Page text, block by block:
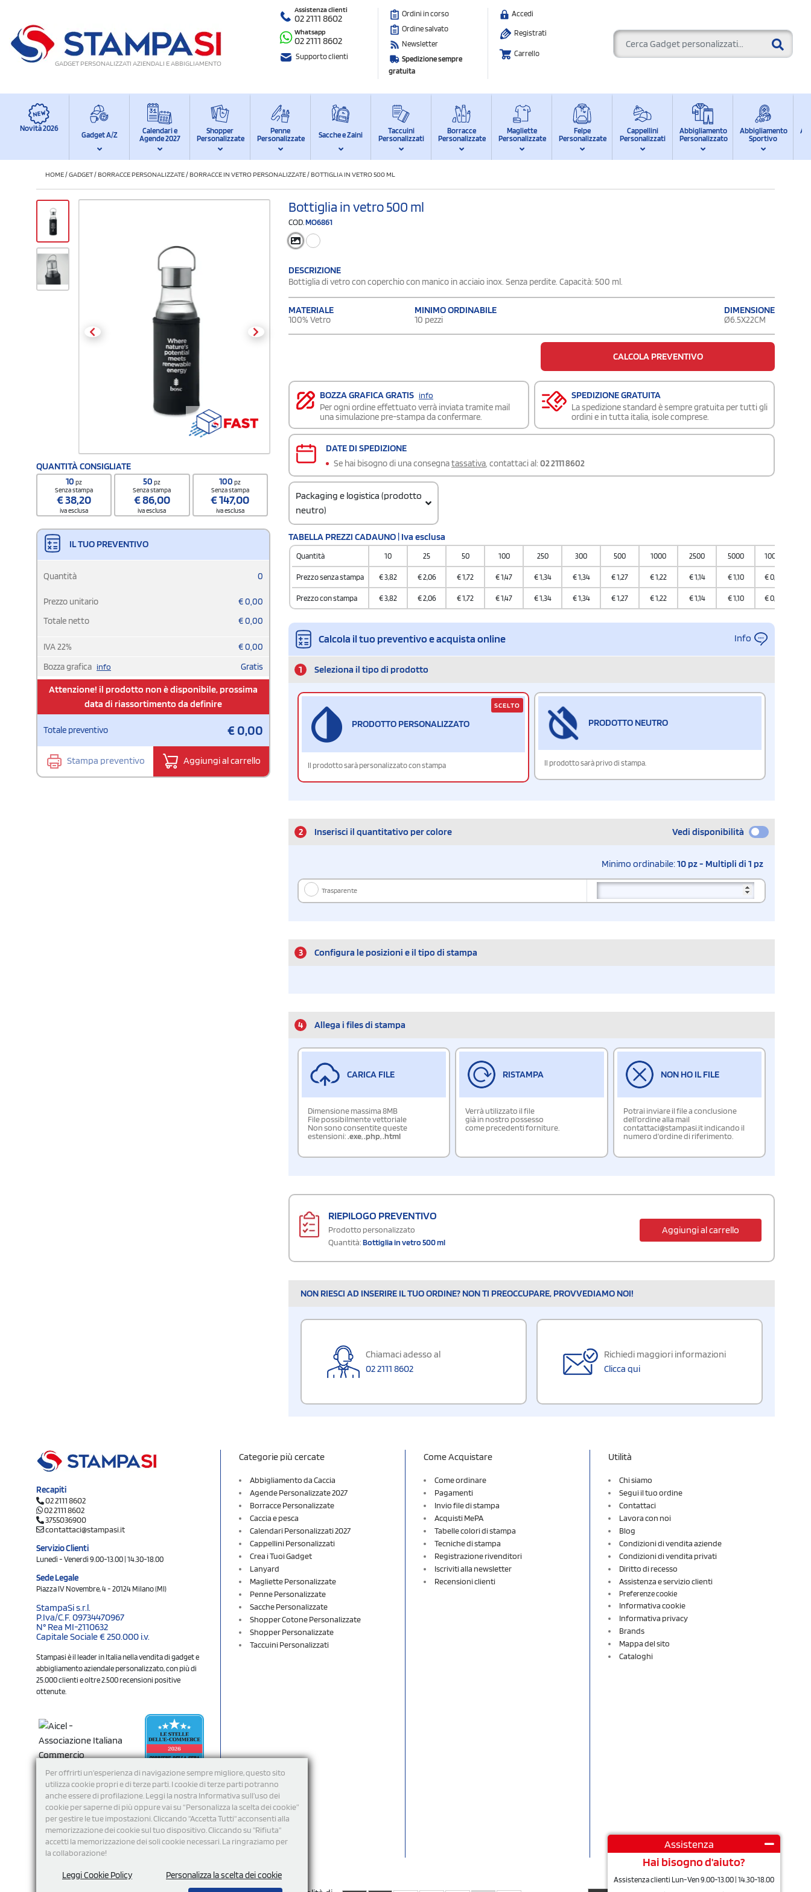
Per offrirti un'esperienza di navigazione sempre migliore, questo sito
utilizza cookie propri e di terze parti. I cookie di terze parti potranno
anche essere di profilazione. Leggi la nostra Informativa sull’uso dei
cookie per saperne di più oppure vai su “Personalizza la scelta dei cookie”
per gestire le tue impostazioni. Cliccando "Accetta Tutti" acconsenti alla
memorizzazione dei cookie sul tuo dispositivo. Cliccando su "Rifiuta"
accetti la memorizzazione dei soli cookie necessari. La ringraziamo per
la collaborazione!
Leggi Cookie Policy Personalizza la scelta dei cookie
GADGET PERSONALIZZATI AZIENDALI E ABBIGLIAMENTO
Assistenza clienti
02 2111 8602
Whatsapp
02 2111 8602
Supporto clienti
Ordini in corso
Ordine salvato
Newsletter
Spedizione sempre
gratuita
Accedi
Registrati
Carrello
Novità 2026
Gadget A/Z
Calendari e
Agende 2027
Shopper
Personalizzate
Penne
Personalizzate
Sacche e Zaini
Taccuini
Personalizzati
Borracce
Personalizzate
Magliette
Personalizzate
Felpe
Personalizzate
Cappellini
Personalizzati
Abbigliamento
Personalizzato
Abbigliamento
Sportivo
HOME/GADGET/BORRACCE PERSONALIZZATE/BORRACCE IN VETRO PERSONALIZZATE/BOTTIGLIA IN VETRO 500 ML
QUANTITÀ CONSIGLIATE
10pz
Senza stampa
€38,20
iva esclusa
50pz
Senza stampa
€86,00
iva esclusa
100pz
Senza stampa
€147,00
iva esclusa
IL TUO PREVENTIVO
Quantità 0
Prezzo unitario €0,00
Totale netto
€0,00
IVA22% €0,00
Bozza grafica info Gratis
Attenzione! il prodotto non è disponibile, prossima
data di riassortimento da definire
Totale preventivo €0,00
Stampa preventivo Aggiungi al carrello
Bottiglia in vetro 500 ml
COD. MO6861
DESCRIZIONE
Bottiglia di vetro con coperchio con manico in acciaio inox. Senza perdite. Capacità: 500 ml.
MATERIALE
100% Vetro
MINIMO ORDINABILE
10 pezzi
DIMENSIONE
Ø6.5X22CM
CALCOLA PREVENTIVO
BOZZA GRAFICA GRATIS info
Per ogni ordine effettuato verrà inviata tramite mail
una simulazione pre-stampa da confermare.
SPEDIZIONE GRATUITA
La spedizione standard è sempre gratuita per tutti gli
ordini e in tutta italia, isole comprese.
DATE DI SPEDIZIONE
Se hai bisogno di una consegnatassativa , contattaci al: 02 2111 8602
Packaging e logistica (prodotto
neutro)
7013 9900
Quantità per scatola
25
TABELLA PREZZI CADAUNO | Iva esclusa
Quantità 10 25 50 100 250 300 500 1000 2500 5000 10000
Prezzo senza stampa €3,82 €2,06 €1,72 €1,47 €1,34 €1,34 €1,27 €1,22 €1,14 €1,10 €0,94
Prezzo con stampa €3,82 €2,06 €1,72 €1,47 €1,34 €1,34 €1,27 €1,22 €1,14 €1,10 €0,94
Calcola il tuo preventivo e acquista online Info
1 Seleziona il tipo di prodotto
PRODOTTO PERSONALIZZATO
Il prodotto sarà personalizzato con stampa
SCELTO
PRODOTTO NEUTRO
Il prodotto sarà privo di stampa.
2 Inserisci il quantitativo per colore Vedi disponibilità
Minimo ordinabile:10 pz - Multipli di 1 pz
Trasparente
3 Configura le posizioni e il tipo di stampa
4 Allega i files di stampa
CARICA FILE
Dimensione massima 8MB
File possibilmente vettoriale
Non sono consentite queste
estensioni:.exe,.php,.html
RISTAMPA
Verrà utilizzato il file
già in nostro possesso
come precedenti forniture.
NON HO IL FILE
Potrai inviare il file a conclusione
dell'ordine alla mail
contattaci@stampasi.it indicando il
numero d'ordine di riferimento.
RIEPILOGO PREVENTIVO
Prodotto personalizzato
Quantità:Bottiglia in vetro 500 ml
Aggiungi al carrello
NON RIESCI AD INSERIRE IL TUO ORDINE? NON TI PREOCCUPARE, PROVVEDIAMO NOI!
Chiamaci adesso al
02 2111 8602
Richiedi maggiori informazioni
Clicca qui
Recapiti
02 2111 8602
02 2111 8602
3755036900
contattaci@stampasi.it
Servizio Clienti
Lunedì - Venerdì 9.00-13.00 | 14.30-18.00
Sede Legale
Piazza IV Novembre, 4 - 20124 Milano (MI)
StampaSi s.r.l.
P.Iva/C.F. 09734470967
N° Rea MI-2110632
Capitale Sociale € 250.000 i.v.
Stampasi è il leader in Italia nella vendita di gadget e
abbigliamento aziendale personalizzato, con più di
25.000 clienti e oltre 2.500 recensioni positive
ottenute.
Seguici
Categorie più cercate
Abbigliamento da Caccia
Agende Personalizzate 2027
Borracce Personalizzate
Caccia e pesca
Calendari Personalizzati 2027
Cappellini Personalizzati
Crea i Tuoi Gadget
Lanyard
Magliette Personalizzate
Penne Personalizzate
Sacche Personalizzate
Shopper Cotone Personalizzate
Shopper Personalizzate
Taccuini Personalizzati
Come Acquistare
Come ordinare
Pagamenti
Invio file di stampa
Acquisti MePA
Tabelle colori di stampa
Tecniche di stampa
Registrazione rivenditori
Iscriviti alla newsletter
Recensioni clienti
Utilità
Chi siamo
Segui il tuo ordine
Contattaci
Lavora con noi
Blog
Condizioni di vendita aziende
Condizioni di vendita privati
Diritto di recesso
Assistenza e servizio clienti
Preferenze cookie
Informativa cookie
Informativa privacy
Brands
Mappa del sito
Cataloghi
Assistenza
Hai bisogno d'aiuto?
Assistenza clienti Lun-Ven 9.00-13.00 | 14.30-18.00